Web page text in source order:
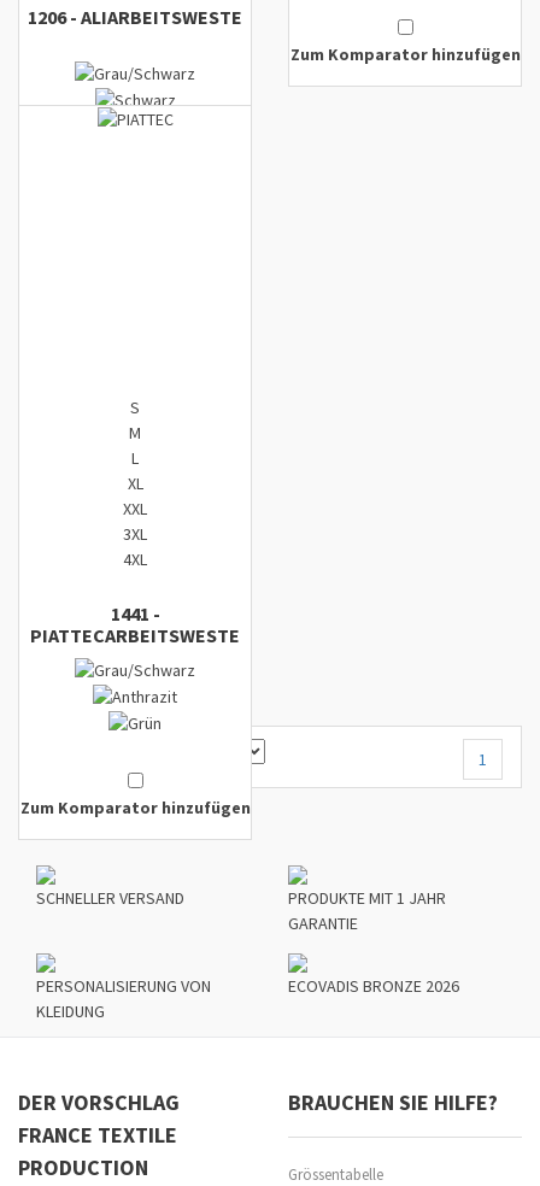
1206- ALIARBEITSWESTE
Zum Komparator hinzufügen
S
M
L
XL
XXL
3XL
4XL
1441 -
PIATTECARBEITSWESTE
Zum Komparator hinzufügen
1
SCHNELLER VERSAND
PRODUKTE MIT 1 JAHR
GARANTIE
PERSONALISIERUNG VON
KLEIDUNG
ECOVADIS BRONZE 2026
DER VORSCHLAG
FRANCE TEXTILE
PRODUCTION
BRAUCHEN SIE HILFE?
Grössentabelle